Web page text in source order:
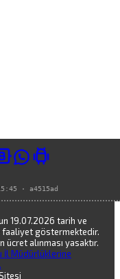
· a4515ad
19.07.2026 tarih ve
faaliyet göstermektedir.
ücret alınması yasaktır.
İl Müdürlüklerine